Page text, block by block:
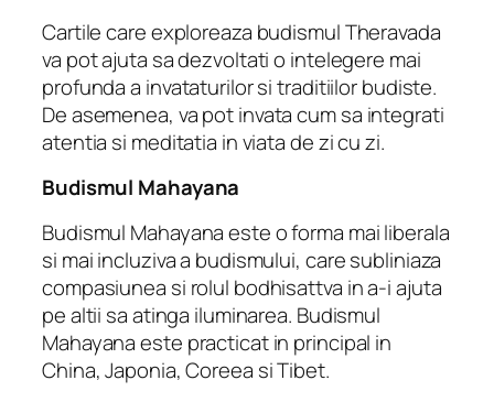
Cartile care exploreaza budismul Theravada
va pot ajuta sa dezvoltati o intelegere mai
profunda a invataturilor si traditiilor budiste.
De asemenea, va pot invata cum sa integrati
atentia si meditatia in viata de zi cu zi.
Budismul Mahayana
Budismul Mahayana este o forma mai liberala
si mai incluziva a budismului, care subliniaza
compasiunea si rolul bodhisattva in a-i ajuta
pe altii sa atinga iluminarea. Budismul
Mahayana este practicat in principal in
China, Japonia, Coreea si Tibet.